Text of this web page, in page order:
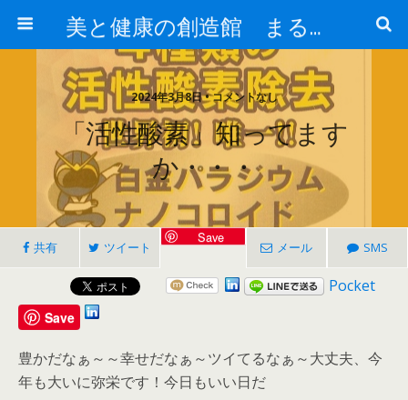
美と健康の創造館 まるとみ薬品 ぐんまの薬屋 芳さんのブログ
2024年3月8日 • コメントなし
「活性酸素」知ってます
か・・・
共有 ツイート
Save
メール SMS
Pocket
Save
豊かだなぁ～～幸せだなぁ～ツイてるなぁ～大丈夫、今
年も大いに弥栄です！今日もいい日だ